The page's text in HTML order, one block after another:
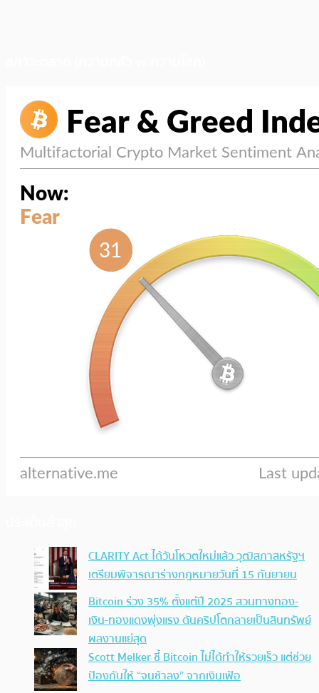
CLARITY Act ได้วันโหวตใหม่แล้ว วุฒิสภาสหรัฐฯ
เตรียมพิจารณาร่างกฎหมายวันที่ 15 กันยายน
Bitcoin ร่วง 35% ตั้งแต่ปี 2025 สวนทางทอง-
เงิน-ทองแดงพุ่งแรง ดันคริปโตกลายเป็นสินทรัพย์
ผลงานแย่สุด
Scott Melker ชี้ Bitcoin ไม่ได้ทำให้รวยเร็ว แต่ช่วย
ป้องกันให้ “จนช้าลง” จากเงินเฟ้อ